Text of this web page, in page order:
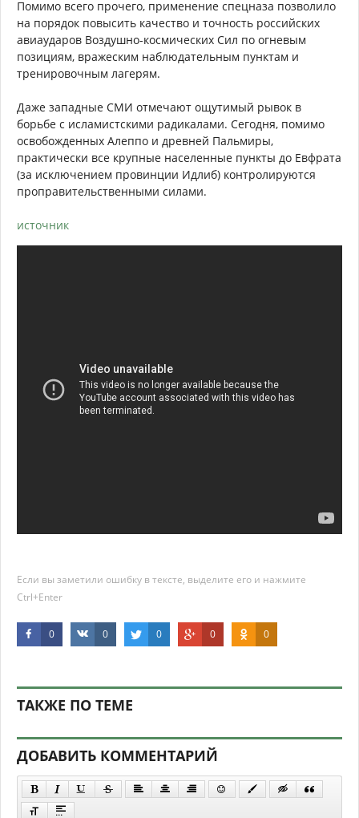
Помимо всего прочего, применение спецназа позволило
на порядок повысить качество и точность российских
авиаударов Воздушно-космических Сил по огневым
позициям, вражеским наблюдательным пунктам и
тренировочным лагерям.
Даже западные СМИ отмечают ощутимый рывок в
борьбе с исламистскими радикалами. Сегодня, помимо
освобожденных Алеппо и древней Пальмиры,
практически все крупные населенные пункты до Евфрата
(за исключением провинции Идлиб) контролируются
проправительственными силами.
источник
Если вы заметили ошибку в тексте, выделите его и нажмите
Ctrl+Enter
0 0 0 0 0
ТАКЖЕ ПО ТЕМЕ
ДОБАВИТЬ КОММЕНТАРИЙ